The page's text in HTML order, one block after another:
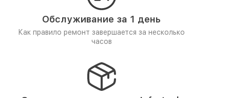
Обслуживание за 1 день
Как правило ремонт завершается за несколько
часов